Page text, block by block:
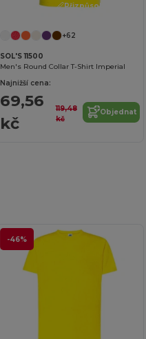
Přizpůsobte si to!
+62
SOL'S 11500
Men's Round Collar T-Shirt Imperial
Najnižší cena:
69,56
kč
119,48
kč
Objednat
-46%